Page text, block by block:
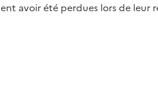
avoir été perdues lors de leur